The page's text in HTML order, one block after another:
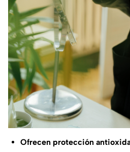
Ofrecen protección